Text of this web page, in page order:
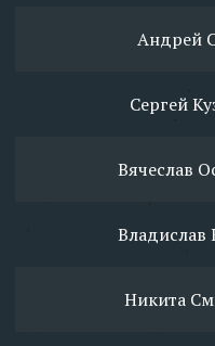
Андрей
Сергей
Вячеслав
Владислав
Никита